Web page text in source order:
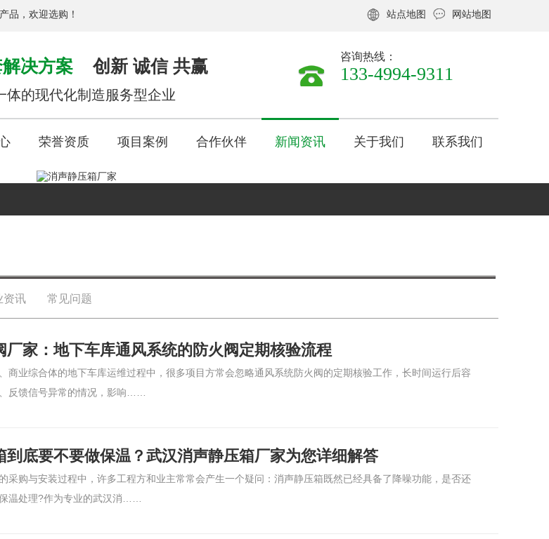
品，欢迎选购！ 站点地图 网站地图
决方案 创新 诚信 共赢
的现代化制造服务型企业
咨询热线：
133-4994-9311
133-4994-9311
133-4994-9311
荣誉资质 项目案例 合作伙伴 新闻资讯 关于我们 联系我们
资讯 常见问题
厂家：地下车库通风系统的防火阀定期核验流程
商业综合体的地下车库运维过程中，很多项目方常会忽略通风系统防火阀的定期核验工作，长时间运行后容
反馈信号异常的情况，影响……
到底要不要做保温？武汉消声静压箱厂家为您详细解答
采购与安装过程中，许多工程方和业主常常会产生一个疑问：消声静压箱既然已经具备了降噪功能，是否还
温处理?作为专业的武汉消……